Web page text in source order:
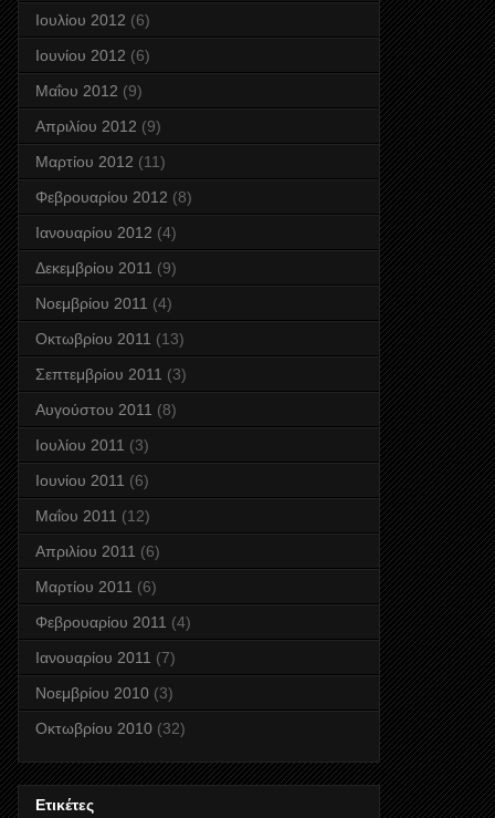
Ιουλίου 2012 (6)
Ιουνίου 2012 (6)
Μαΐου 2012 (9)
Απριλίου 2012 (9)
Μαρτίου 2012 (11)
Φεβρουαρίου 2012 (8)
Ιανουαρίου 2012 (4)
Δεκεμβρίου 2011 (9)
Νοεμβρίου 2011 (4)
Οκτωβρίου 2011 (13)
Σεπτεμβρίου 2011 (3)
Αυγούστου 2011 (8)
Ιουλίου 2011 (3)
Ιουνίου 2011 (6)
Μαΐου 2011 (12)
Απριλίου 2011 (6)
Μαρτίου 2011 (6)
Φεβρουαρίου 2011 (4)
Ιανουαρίου 2011 (7)
Νοεμβρίου 2010 (3)
Οκτωβρίου 2010 (32)
Ετικέτες